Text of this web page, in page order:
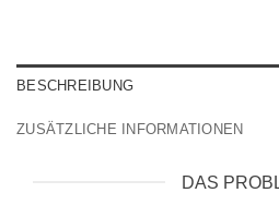
BESCHREIBUNG
ZUSÄTZLICHE INFORMATIONEN
DAS